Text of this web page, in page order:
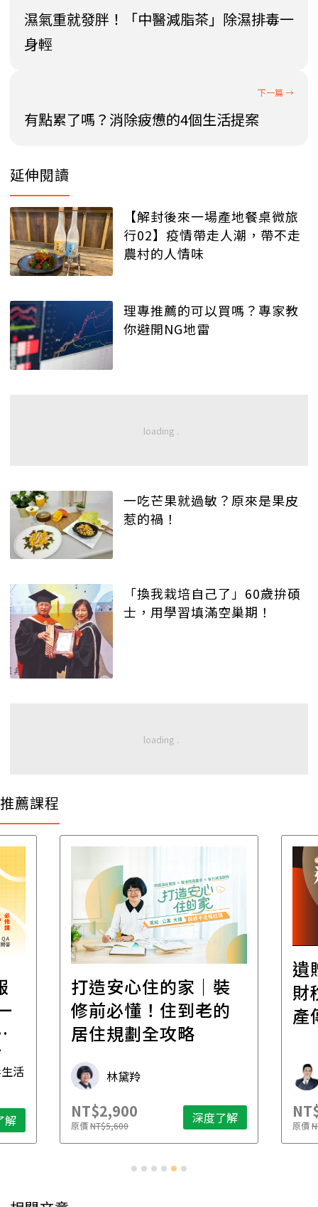
濕氣重就發胖！「中醫減脂茶」除濕排毒一
身輕
有點累了嗎？消除疲憊的4個生活提案
延伸閱讀
【解封後來一場產地餐桌微旅
行02】疫情帶走人潮，帶不走
農村的人情味
理專推薦的可以買嗎？專家教
你避開NG地雷
一吃芒果就過敏？原來是果皮
惹的禍！
「換我栽培自己了」60歲拚碩
士，用學習填滿空巢期！
推薦課程
活
解
打造安心住的家｜裝
修前必懂！住到老的
居住規劃全攻略
林黛羚
NT$2,900
原價NT$5,600 深度了解
遺
財
產
原價